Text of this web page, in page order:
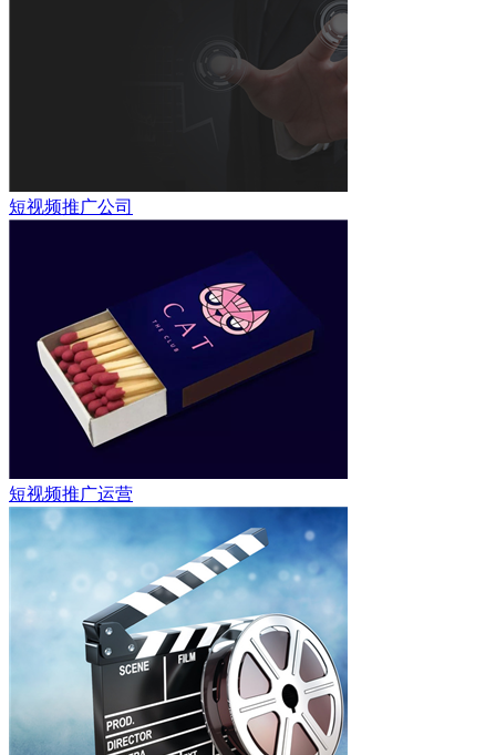
短视频推广公司
短视频推广运营